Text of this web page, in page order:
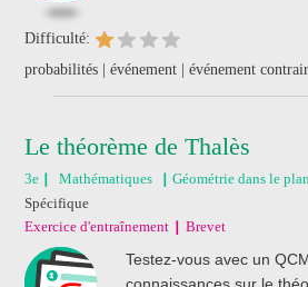
Difficulté:
probabilités | événement | événement
Le théorème de Thalès
3e Mathématiques
Géométrie dans le plan
Spécifique
Exercice d'entraînement
Brevet
Testez-vous avec un